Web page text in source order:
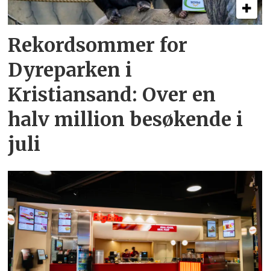
Rekordsommer for
Dyreparken i
Kristiansand: Over en
halv million besøkende i
juli